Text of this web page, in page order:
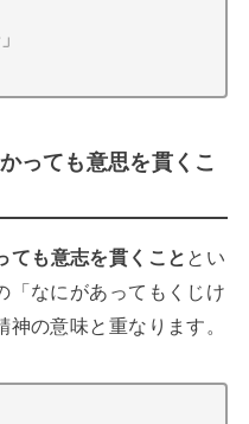
っても意思を貫くこ
ても意志を貫くこと とい
「なにがあってもくじけ
の意味と重なります。